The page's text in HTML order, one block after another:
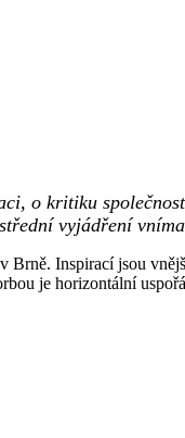
o kritiku
vyjádření
Inspirací jsou
je horizontální